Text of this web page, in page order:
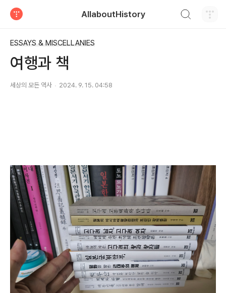
AllaboutHistory
ESSAYS & MISCELLANIES
여행과 책
세상의 모든 역사 2024. 9. 15. 04:58